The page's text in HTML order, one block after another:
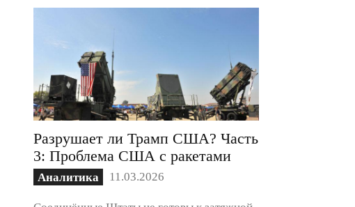
Разрушает ли Трамп США? Часть
3: Проблема США с ракетами
Аналитика 11.03.2026